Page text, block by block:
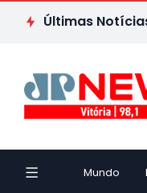
Últimas
ES: veja passeios e
Mundo